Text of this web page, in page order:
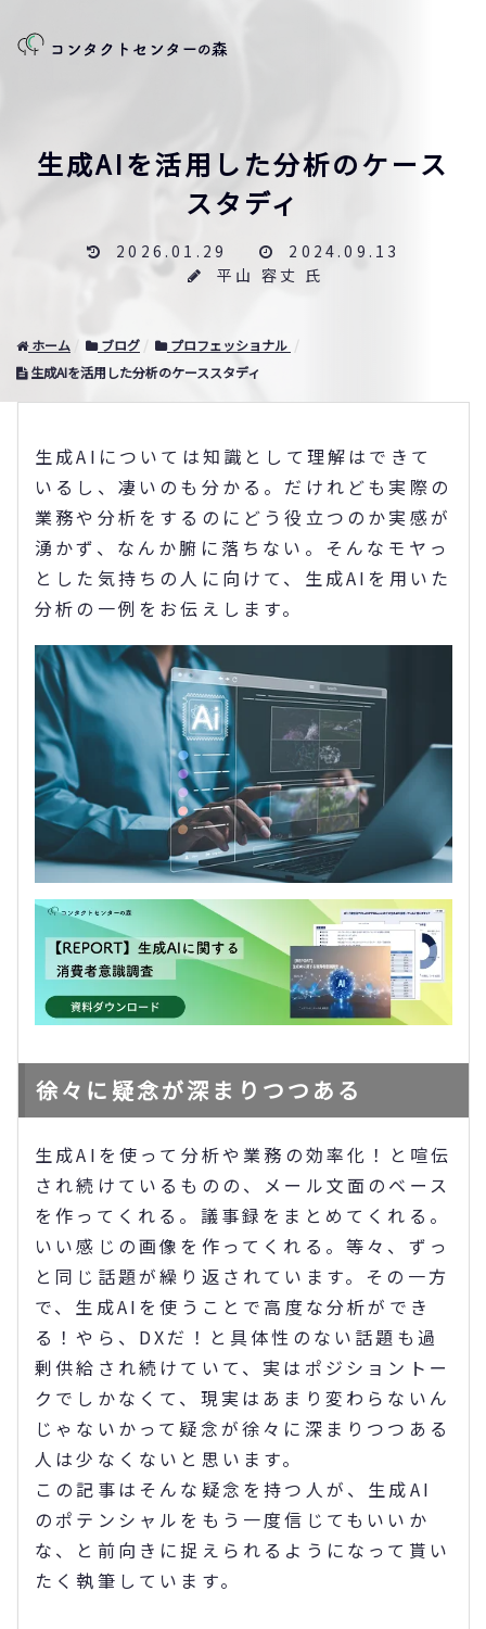
生成AIを活用した分析のケース
スタディ
2026.01.29
2024.09.13
平山 容丈 氏
ホーム ブログ
プロフェッショナル
生成AIを活用した分析のケーススタディ
生成AIについては知識として理解はできて
いるし、凄いのも分かる。だけれども実際の
業務や分析をするのにどう役立つのか実感が
湧かず、なんか腑に落ちない。そんなモヤっ
とした気持ちの人に向けて、生成AIを用いた
分析の一例をお伝えします。
徐々に疑念が深まりつつある
生成AIを使って分析や業務の効率化！と喧伝
され続けているものの、メール文面のベース
を作ってくれる。議事録をまとめてくれる。
いい感じの画像を作ってくれる。等々、ずっ
と同じ話題が繰り返されています。その一方
で、生成AIを使うことで高度な分析ができ
る！やら、DXだ！と具体性のない話題も過
剰供給され続けていて、実はポジショントー
クでしかなくて、現実はあまり変わらないん
じゃないかって疑念が徐々に深まりつつある
人は少なくないと思います。
この記事はそんな疑念を持つ人が、生成AI
のポテンシャルをもう一度信じてもいいか
な、と前向きに捉えられるようになって貰い
たく執筆しています。